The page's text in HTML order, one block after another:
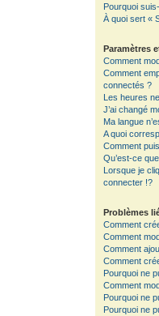
Pourquoi
À quoi sert «
Paramètres
Comment
Comment
connectés ?
Les heures
J’ai changé
Ma langue
A quoi
Comment
Qu’est-ce
Lorsque je
connecter !?
Problèmes
Comment
Comment
Comment
Comment
Pourquoi ne
Comment
Pourquoi ne
Pourquoi ne